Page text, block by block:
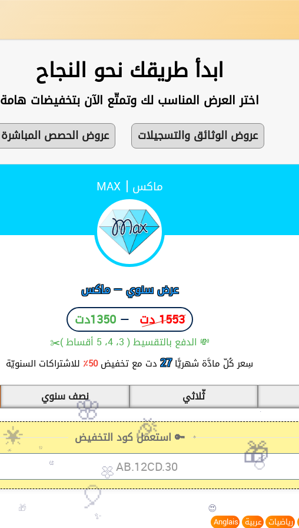
ابدأ طريقك نحو النجاح
اختر العرض المناسب لك وتمتّع الآن بتخفيضات هامة
🎉
🎊
😍 🎁
عروض الحصص المباشرة عروض الوثائق والتسجيلات
ماكس |
MAX
عرض سنوي — ماكس
1553 دت —1350دت
💸 الدفع بالتقسيط ( 3، 4، 5 أقساط )✂️
سِعر كُلّ مادَّة شهريًّا27 دت مع تخفيض50٪ للاشتراكات السنويّة
ثّلاثي نصف سنوي
🔑 استعمل كود التخفيض
رياضيات عربية Anglais